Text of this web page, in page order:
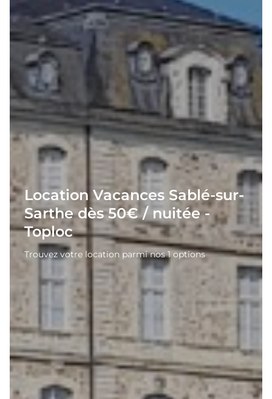
Location Vacances Sablé-sur-
Sarthe dès 50€ / nuitée -
Toploc
Trouvez votre location parmi nos 1 options